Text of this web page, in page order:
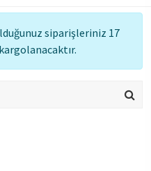
siparişleriniz 17